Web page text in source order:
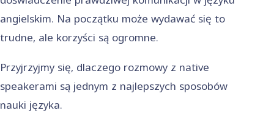
angielskim. Na początku może wydawać się to
trudne, ale korzyści są ogromne.
Przyjrzyjmy się, dlaczego rozmowy z native
speakerami są jednym z najlepszych sposobów
nauki języka.